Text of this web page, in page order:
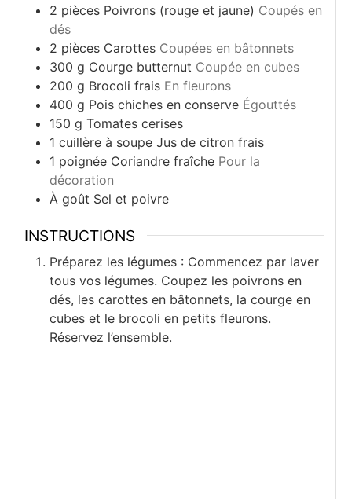
2 pièces Poivrons (rouge et jaune) Coupés en
dés
2 pièces Carottes Coupées en bâtonnets
300 g Courge butternut Coupée en cubes
200 g Brocoli frais En fleurons
400 g Pois chiches en conserve Égouttés
150 g Tomates cerises
1 cuillère à soupe Jus de citron frais
1 poignée Coriandre fraîche Pour la
décoration
À goût Sel et poivre
INSTRUCTIONS
Préparez les légumes : Commencez par laver
tous vos légumes. Coupez les poivrons en
dés, les carottes en bâtonnets, la courge en
cubes et le brocoli en petits fleurons.
Réservez l’ensemble.